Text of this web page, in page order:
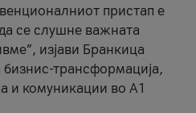
пристап е
се слушне важната
изјави Бранкица
бизнис-трансформација,
и комуникации во А1